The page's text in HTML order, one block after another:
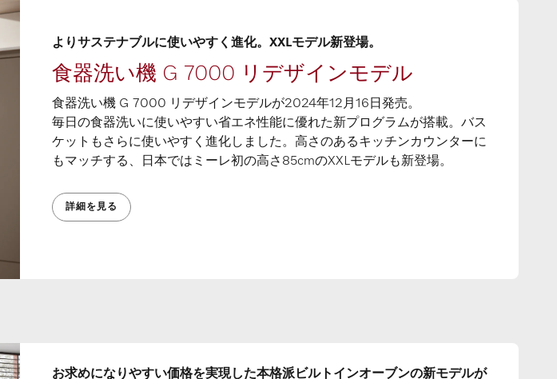
よりサステナブルに使いやすく進化。XXLモデル新登場。
食器洗い機 G 7000 リデザインモデル
食器洗い機 G 7000 リデザインモデルが2024年12月16日発売。
毎日の食器洗いに使いやすい省エネ性能に優れた新プログラムが搭載。バス
ケットもさらに使いやすく進化しました。高さのあるキッチンカウンターに
もマッチする、日本ではミーレ初の高さ85cmのXXLモデルも新登場。
詳細を見る
お求めになりやすい価格を実現した本格派ビルトインオーブンの新モデルが